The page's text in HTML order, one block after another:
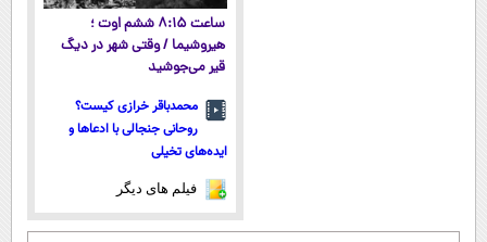
ساعت ۸:۱۵ ششم اوت ؛
هیروشیما / وقتی شهر در دیگ
قیر می‌جوشید
محمدباقر خرازی کیست؟
روحانی جنجالی با ادعاها و
ایده‌های تخیلی
فیلم های دیگر